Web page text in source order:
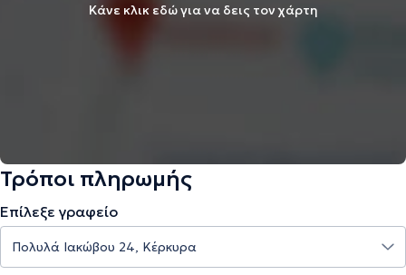
Κάνε κλικ εδώ για να δεις τον χάρτη
Τρόποι πληρωμής
Επίλεξε γραφείο